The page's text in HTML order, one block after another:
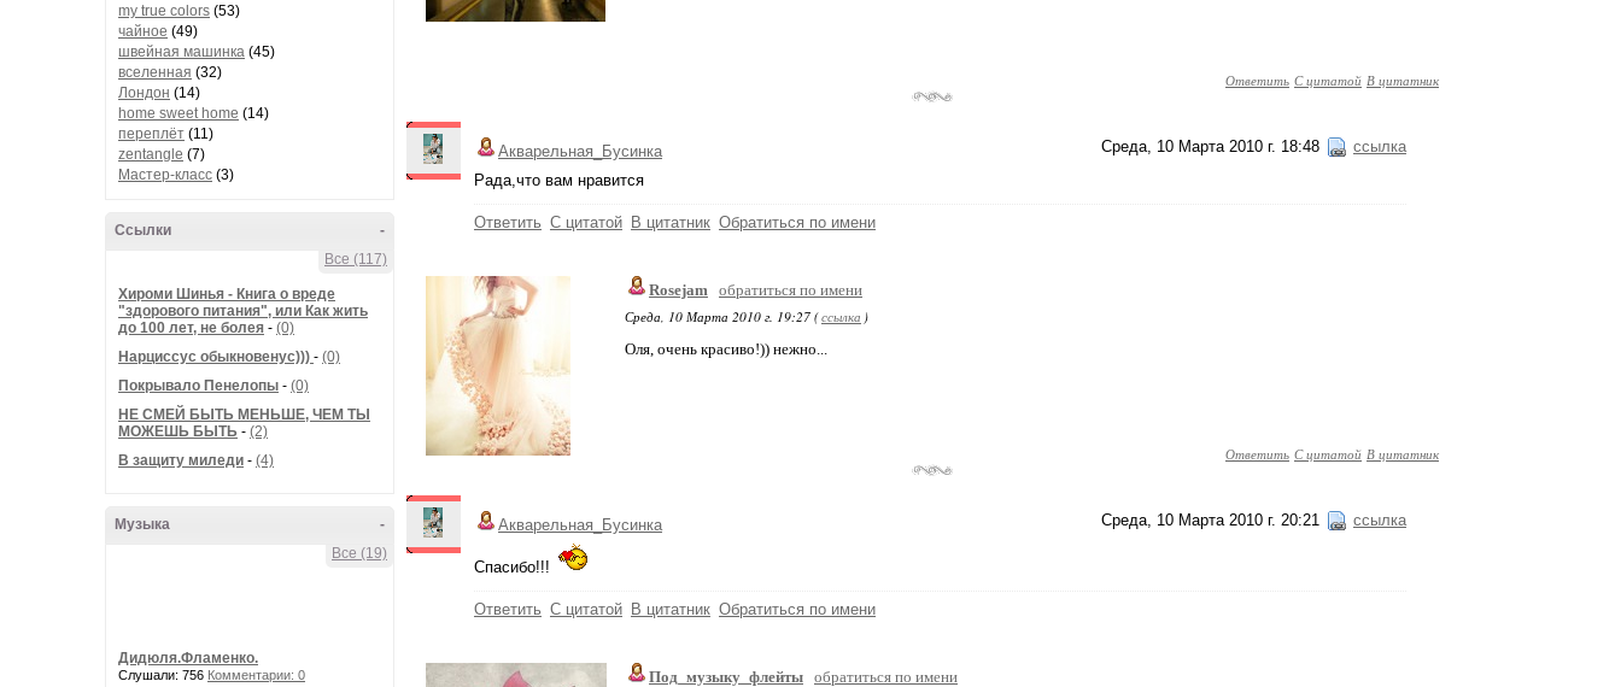
my true colors (53)
чайное (49)
швейная машинка (45)
вселенная (32)
Лондон (14)
home sweet home (14)
переплёт (11)
zentangle (7)
Мастер-класс (3)
-
Ссылки
Все (117)
Хироми Шинья - Книга о вреде
"здорового питания", или Как жить
до 100 лет, не болея - (0)
Нарциссус обыкновенус))) - (0)
Покрывало Пенелопы - (0)
НЕ СМЕЙ БЫТЬ МЕНЬШЕ, ЧЕМ ТЫ
МОЖЕШЬ БЫТЬ - (2)
В защиту миледи - (4)
-
Музыка
Все (19)
Дидюля.Фламенко.
Слушали: 756 Комментарии: 0
Ответить С цитатой В цитатник
Среда, 10 Марта 2010 г. 18:48 ссылка
Акварельная_Бусинка
Рада,что вам нравится
Ответить С цитатой В цитатник Обратиться по имени
Rosejam обратиться по имени
Среда, 10 Марта 2010 г. 19:27 (ссылка )
Оля, очень красиво!)) нежно...
Ответить С цитатой В цитатник
Среда, 10 Марта 2010 г. 20:21 ссылка
Акварельная_Бусинка
Спасибо!!!
Ответить С цитатой В цитатник Обратиться по имени
Под_музыку_флейты обратиться по имени